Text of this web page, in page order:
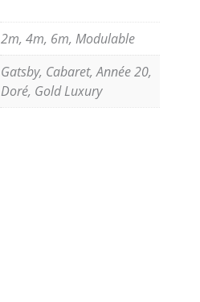
2m, 4m, 6m, Modulable
Gatsby, Cabaret, Année 20,
Doré, Gold Luxury